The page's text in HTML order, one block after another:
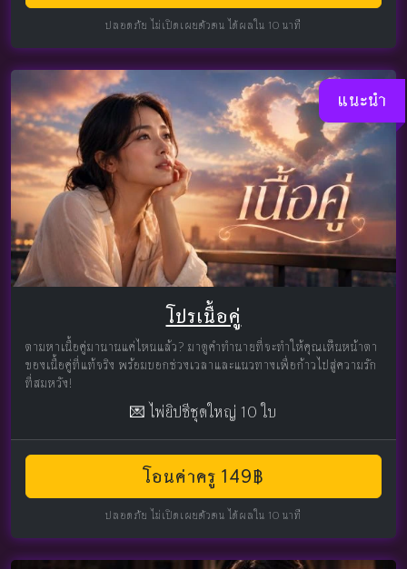
ปลอดภัย ไม่เปิดเผยตัวตน ได้ผลใน 10 นาที
แนะนำ
โปรเนื้อคู่
ตามหาเนื้อคู่มานานแค่ไหนแล้ว? มาดูคำทำนายที่จะทำให้คุณเห็นหน้าตา
ของเนื้อคู่ที่แท้จริง พร้อมบอกช่วงเวลาและแนวทางเพื่อก้าวไปสู่ความรัก
ที่สมหวัง!
💌 ไพ่ยิปซีชุดใหญ่ 10 ใบ
โอนค่าครู 149฿
ปลอดภัย ไม่เปิดเผยตัวตน ได้ผลใน 10 นาที